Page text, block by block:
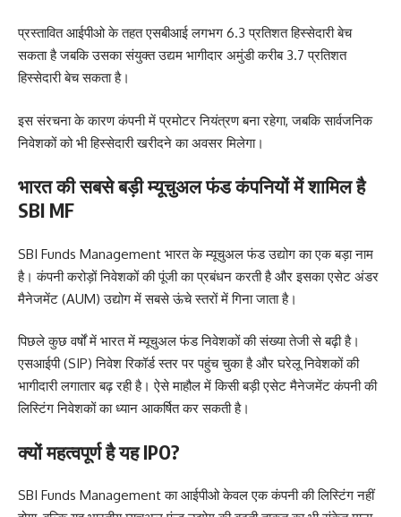
प्रस्तावित आईपीओ के तहत एसबीआई लगभग 6.3 प्रतिशत हिस्सेदारी बेच
सकता है जबकि उसका संयुक्त उद्यम भागीदार अमुंडी करीब 3.7 प्रतिशत
हिस्सेदारी बेच सकता है।
इस संरचना के कारण कंपनी में प्रमोटर नियंत्रण बना रहेगा, जबकि सार्वजनिक
निवेशकों को भी हिस्सेदारी खरीदने का अवसर मिलेगा।
भारत की सबसे बड़ी म्यूचुअल फंड कंपनियों में शामिल है
SBI MF
SBI Funds Management भारत के म्यूचुअल फंड उद्योग का एक बड़ा नाम
है। कंपनी करोड़ों निवेशकों की पूंजी का प्रबंधन करती है और इसका एसेट अंडर
मैनेजमेंट (AUM) उद्योग में सबसे ऊंचे स्तरों में गिना जाता है।
पिछले कुछ वर्षों में भारत में म्यूचुअल फंड निवेशकों की संख्या तेजी से बढ़ी है।
एसआईपी (SIP) निवेश रिकॉर्ड स्तर पर पहुंच चुका है और घरेलू निवेशकों की
भागीदारी लगातार बढ़ रही है। ऐसे माहौल में किसी बड़ी एसेट मैनेजमेंट कंपनी की
लिस्टिंग निवेशकों का ध्यान आकर्षित कर सकती है।
क्यों महत्वपूर्ण है यह IPO?
SBI Funds Management का आईपीओ केवल एक कंपनी की लिस्टिंग नहीं